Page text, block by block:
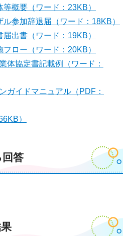
等概要（ワード：23KB）
ル参加辞退届（ワード：18KB）
届出書（ワード：19KB）
フロー（ワード：20KB）
体協定書記載例（ワード：
ガイドマニュアル（PDF：
）
答